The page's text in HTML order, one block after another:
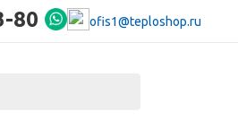
80 ofis1@teploshop.ru